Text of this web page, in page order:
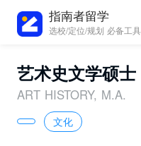
指南者留学
选校/定位/规划 必备工具
艺术史文学硕士
ART HISTORY, M.A.
文化